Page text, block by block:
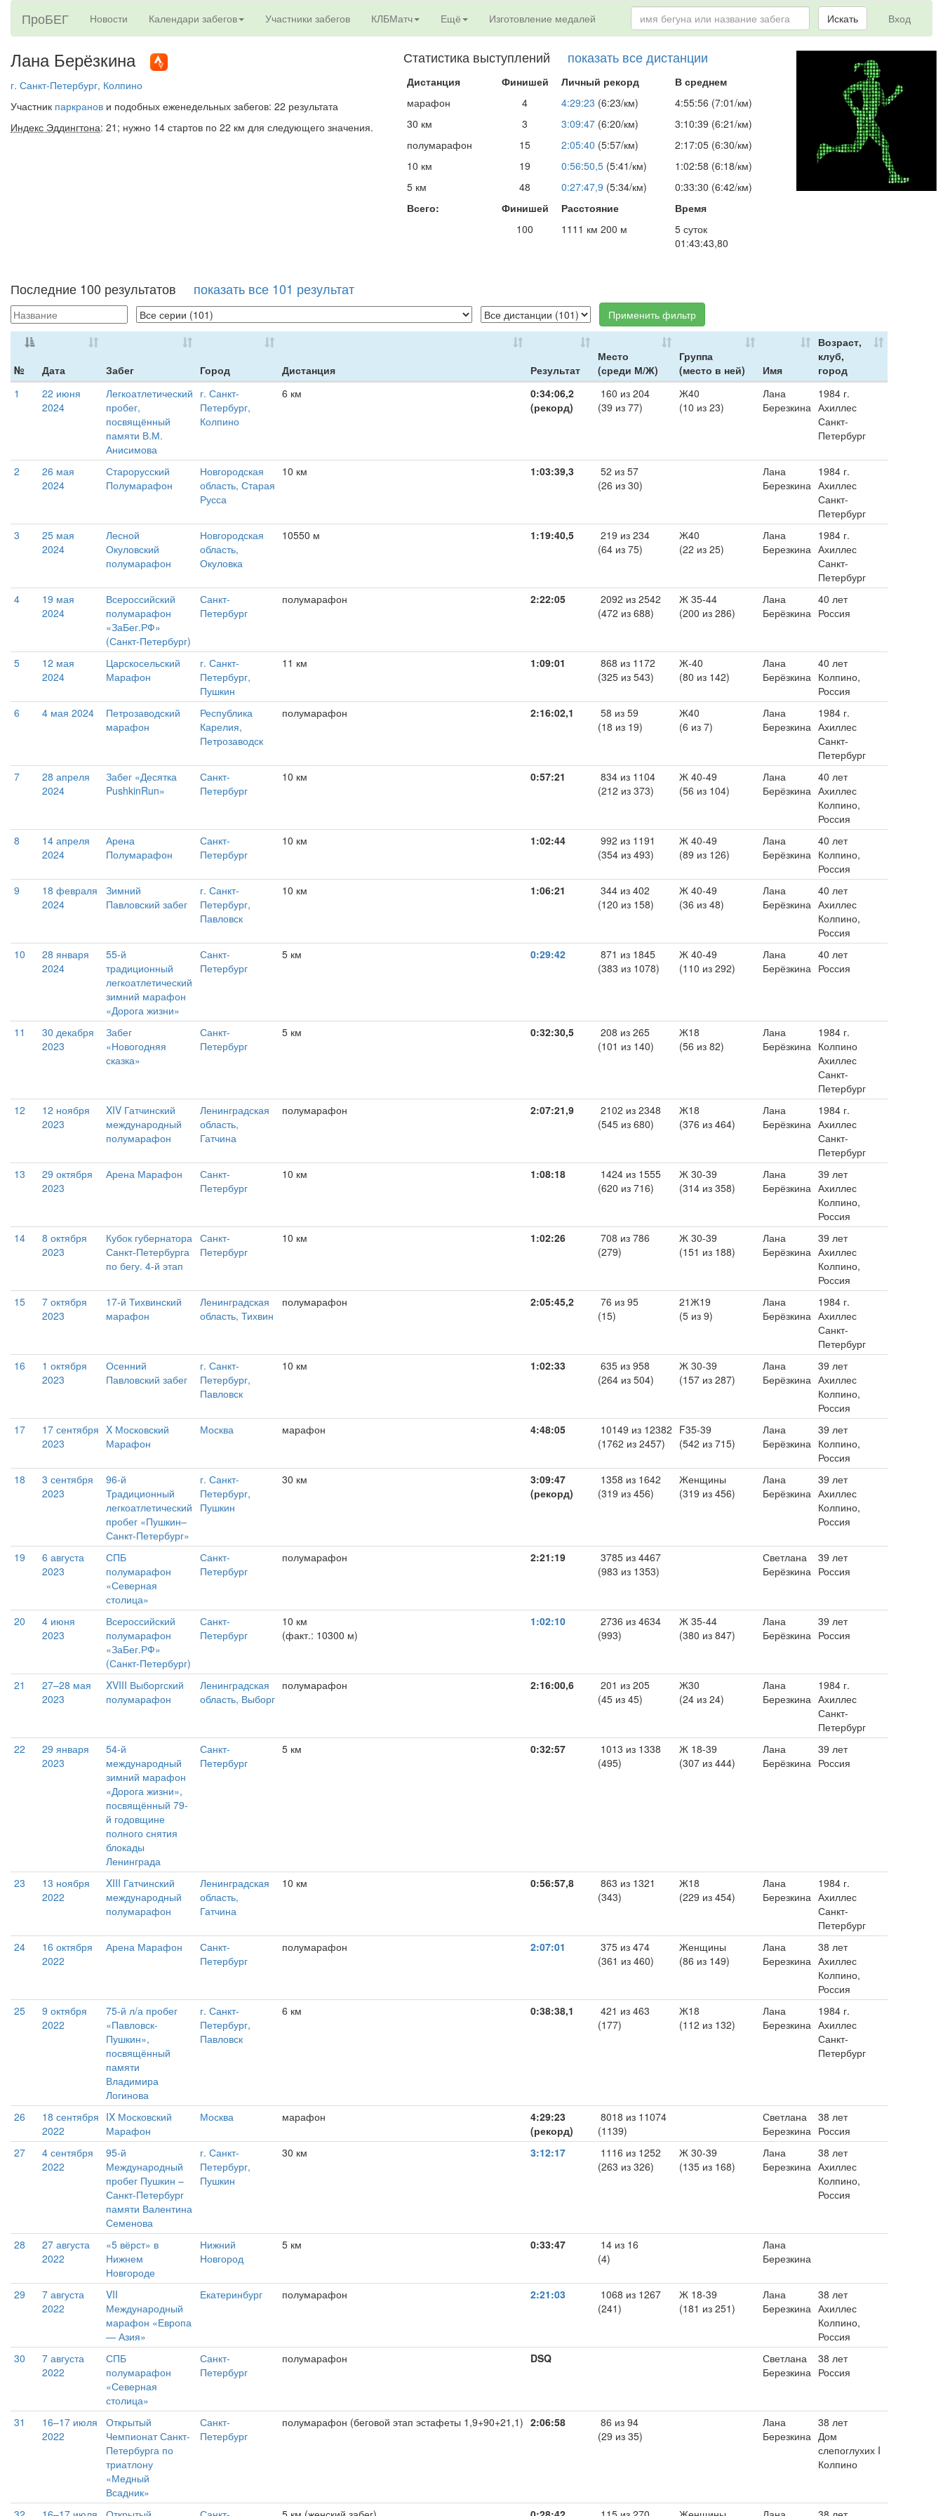
ПроБЕГ Новости Календари забегов Участники забегов КЛБМатч Ещё Изготовление медалей Вход
Искать
Лана Берёзкина
г. Санкт-Петербург, Колпино
Участник паркранов и подобных еженедельных забегов: 22 результата
Индекс Эддингтона: 21; нужно 14 стартов по 22 км для следующего значения.
Статистика выступлений показать все дистанции
Дистанция Финишей Личный рекорд
В среднем
марафон
4 4:29:23 (6:23/км)
4:55:56 (7:01/км)
30 км
3 3:09:47 (6:20/км)
3:10:39 (6:21/км)
полумарафон
15 2:05:40 (5:57/км)
2:17:05 (6:30/км)
10 км
19 0:56:50,5 (5:41/км)
1:02:58 (6:18/км)
5 км
48 0:27:47,9 (5:34/км)
0:33:30 (6:42/км)
Всего:
Финишей Расстояние
Время
100
1111 км 200 м
5 суток
01:43:43,80
Последние 100 результатов показать все 101 результат
Применить фильтр
№ Дата Забег Город Дистанция Результат
Место
(среди М/Ж)
Группа
(место в ней)
Имя
Возраст,
клуб,
город
1
22 июня
2024
Легкоатлетический
пробег,
посвящённый
памяти В.М.
Анисимова
г. Санкт-
Петербург,
Колпино
6 км
0:34:06,2
(рекорд)
160 из 204
(39 из 77)
Ж40
(10 из 23)
Лана
Березкина
1984 г.
Ахиллес
Санкт-
Петербург
2
26 мая
2024
Старорусский
Полумарафон
Новгородская
область, Старая
Русса
10 км 1:03:39,3
52 из 57
(26 из 30)
Лана
Березкина
1984 г.
Ахиллес
Санкт-
Петербург
3
25 мая
2024
Лесной
Окуловский
полумарафон
Новгородская
область,
Окуловка
10550 м 1:19:40,5
219 из 234
(64 из 75)
Ж40
(22 из 25)
Лана
Березкина
1984 г.
Ахиллес
Санкт-
Петербург
4
19 мая
2024
Всероссийский
полумарафон
«ЗаБег.РФ»
(Санкт-Петербург)
Санкт-
Петербург
полумарафон 2:22:05
2092 из 2542
(472 из 688)
Ж 35-44
(200 из 286)
Лана
Берёзкина
40 лет
Россия
5
12 мая
2024
Царскосельский
Марафон
г. Санкт-
Петербург,
Пушкин
11 км 1:09:01
868 из 1172
(325 из 543)
Ж-40
(80 из 142)
Лана
Берёзкина
40 лет
Колпино,
Россия
6
4 мая 2024
Петрозаводский
марафон
Республика
Карелия,
Петрозаводск
полумарафон 2:16:02,1
58 из 59
(18 из 19)
Ж40
(6 из 7)
Лана
Березкина
1984 г.
Ахиллес
Санкт-
Петербург
7
28 апреля
2024
Забег «Десятка
PushkinRun»
Санкт-
Петербург
10 км 0:57:21
834 из 1104
(212 из 373)
Ж 40-49
(56 из 104)
Лана
Берёзкина
40 лет
Ахиллес
Колпино,
Россия
8
14 апреля
2024
Арена
Полумарафон
Санкт-
Петербург
10 км 1:02:44
992 из 1191
(354 из 493)
Ж 40-49
(89 из 126)
Лана
Берёзкина
40 лет
Колпино,
Россия
9
18 февраля
2024
Зимний
Павловский забег
г. Санкт-
Петербург,
Павловск
10 км 1:06:21
344 из 402
(120 из 158)
Ж 40-49
(36 из 48)
Лана
Берёзкина
40 лет
Ахиллес
Колпино,
Россия
10
28 января
2024
55-й
традиционный
легкоатлетический
зимний марафон
«Дорога жизни»
Санкт-
Петербург
5 км 0:29:42
871 из 1845
(383 из 1078)
Ж 40-49
(110 из 292)
Лана
Берёзкина
40 лет
Россия
11
30 декабря
2023
Забег
«Новогодняя
сказка»
Санкт-
Петербург
5 км 0:32:30,5
208 из 265
(101 из 140)
Ж18
(56 из 82)
Лана
Берёзкина
1984 г.
Колпино
Ахиллес
Санкт-
Петербург
12
12 ноября
2023
XIV Гатчинский
международный
полумарафон
Ленинградская
область,
Гатчина
полумарафон 2:07:21,9
2102 из 2348
(545 из 680)
Ж18
(376 из 464)
Лана
Берёзкина
1984 г.
Ахиллес
Санкт-
Петербург
13
29 октября
2023
Арена Марафон
Санкт-
Петербург
10 км 1:08:18
1424 из 1555
(620 из 716)
Ж 30-39
(314 из 358)
Лана
Берёзкина
39 лет
Ахиллес
Колпино,
Россия
14
8 октября
2023
Кубок губернатора
Санкт-Петербурга
по бегу. 4-й этап
Санкт-
Петербург
10 км 1:02:26
708 из 786
(279)
Ж 30-39
(151 из 188)
Лана
Берёзкина
39 лет
Ахиллес
Колпино,
Россия
15
7 октября
2023
17-й Тихвинский
марафон
Ленинградская
область, Тихвин
полумарафон 2:05:45,2
76 из 95
(15)
21Ж19
(5 из 9)
Лана
Берёзкина
1984 г.
Ахиллес
Санкт-
Петербург
16
1 октября
2023
Осенний
Павловский забег
г. Санкт-
Петербург,
Павловск
10 км 1:02:33
635 из 958
(264 из 504)
Ж 30-39
(157 из 287)
Лана
Берёзкина
39 лет
Ахиллес
Колпино,
Россия
17
17 сентября
2023
X Московский
Марафон
Москва марафон 4:48:05
10149 из 12382
(1762 из 2457)
F35-39
(542 из 715)
Лана
Берёзкина
39 лет
Колпино,
Россия
18
3 сентября
2023
96-й
Традиционный
легкоатлетический
пробег «Пушкин–
Санкт-Петербург»
г. Санкт-
Петербург,
Пушкин
30 км
3:09:47
(рекорд)
1358 из 1642
(319 из 456)
Женщины
(319 из 456)
Лана
Берёзкина
39 лет
Ахиллес
Колпино,
Россия
19
6 августа
2023
СПБ
полумарафон
«Северная
столица»
Санкт-
Петербург
полумарафон 2:21:19
3785 из 4467
(983 из 1353)
Светлана
Берёзкина
39 лет
Россия
20
4 июня
2023
Всероссийский
полумарафон
«ЗаБег.РФ»
(Санкт-Петербург)
Санкт-
Петербург
10 км
(факт.: 10300 м)
1:02:10
2736 из 4634
(993)
Ж 35-44
(380 из 847)
Лана
Берёзкина
39 лет
Россия
21
27–28 мая
2023
XVIII Выборгский
полумарафон
Ленинградская
область, Выборг
полумарафон 2:16:00,6
201 из 205
(45 из 45)
Ж30
(24 из 24)
Лана
Березкина
1984 г.
Ахиллес
Санкт-
Петербург
22
29 января
2023
54-й
международный
зимний марафон
«Дорога жизни»,
посвящённый 79-
й годовщине
полного снятия
блокады
Ленинграда
Санкт-
Петербург
5 км 0:32:57
1013 из 1338
(495)
Ж 18-39
(307 из 444)
Лана
Берёзкина
39 лет
Россия
23
13 ноября
2022
XIII Гатчинский
международный
полумарафон
Ленинградская
область,
Гатчина
10 км 0:56:57,8
863 из 1321
(343)
Ж18
(229 из 454)
Лана
Березкина
1984 г.
Ахиллес
Санкт-
Петербург
24
16 октября
2022
Арена Марафон
Санкт-
Петербург
полумарафон 2:07:01
375 из 474
(361 из 460)
Женщины
(86 из 149)
Лана
Березкина
38 лет
Ахиллес
Колпино,
Россия
25
9 октября
2022
75-й л/а пробег
«Павловск-
Пушкин»,
посвящённый
памяти
Владимира
Логинова
г. Санкт-
Петербург,
Павловск
6 км 0:38:38,1
421 из 463
(177)
Ж18
(112 из 132)
Лана
Березкина
1984 г.
Ахиллес
Санкт-
Петербург
26
18 сентября
2022
IX Московский
Марафон
Москва марафон
4:29:23
(рекорд)
8018 из 11074
(1139)
Светлана
Березкина
38 лет
Россия
27
4 сентября
2022
95-й
Международный
пробег Пушкин –
Санкт-Петербург
памяти Валентина
Семенова
г. Санкт-
Петербург,
Пушкин
30 км 3:12:17
1116 из 1252
(263 из 326)
Ж 30-39
(135 из 168)
Лана
Березкина
38 лет
Ахиллес
Колпино,
Россия
28
27 августа
2022
«5 вёрст» в
Нижнем
Новгороде
Нижний
Новгород
5 км 0:33:47
14 из 16
(4)
Лана
Березкина
29
7 августа
2022
VII
Международный
марафон «Европа
— Азия»
Екатеринбург полумарафон 2:21:03
1068 из 1267
(241)
Ж 18-39
(181 из 251)
Лана
Березкина
38 лет
Ахиллес
Колпино,
Россия
30
7 августа
2022
СПБ
полумарафон
«Северная
столица»
Санкт-
Петербург
полумарафон DSQ
Светлана
Березкина
38 лет
Россия
31
16–17 июля
2022
Открытый
Чемпионат Санкт-
Петербурга по
триатлону
«Медный
Всадник»
Санкт-
Петербург
полумарафон (беговой этап эстафеты 1,9+90+21,1) 2:06:58
86 из 94
(29 из 35)
Лана
Березкина
38 лет
Дом
слепоглухих I
Колпино